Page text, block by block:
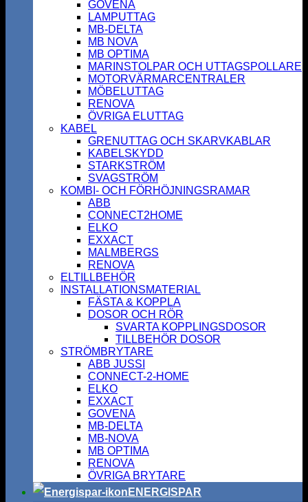
GOVENA
LAMPUTTAG
MB-DELTA
MB NOVA
MB OPTIMA
MARINSTOLPAR OCH UTTAGSPOLLARE
MOTORVÄRMARCENTRALER
MÖBELUTTAG
RENOVA
ÖVRIGA ELUTTAG
KABEL
GRENUTTAG OCH SKARVKABLAR
KABELSKYDD
STARKSTRÖM
SVAGSTRÖM
KOMBI- OCH FÖRHÖJNINGSRAMAR
ABB
CONNECT2HOME
ELKO
EXXACT
MALMBERGS
RENOVA
ELTILLBEHÖR
INSTALLATIONSMATERIAL
FÄSTA & KOPPLA
DOSOR OCH RÖR
SVARTA KOPPLINGSDOSOR
TILLBEHÖR DOSOR
STRÖMBRYTARE
ABB JUSSI
CONNECT-2-HOME
ELKO
EXXACT
GOVENA
MB-DELTA
MB-NOVA
MB OPTIMA
RENOVA
ÖVRIGA BRYTARE
ENERGISPAR